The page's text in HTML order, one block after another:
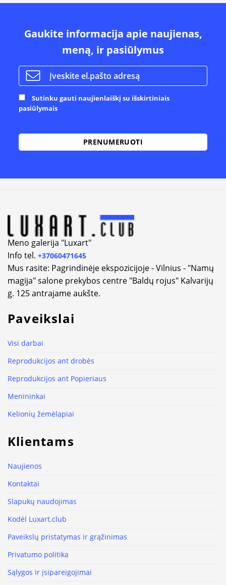
Gaukite informacija apie naujienas,
meną, ir pasiūlymus
Sutinku gauti naujienlaiškį su išskirtiniais
pasiūlymais
Meno galerija "Luxart"
Info tel. +37060471645
Mus rasite: Pagrindinėje ekspozicijoje - Vilnius - "Namų
magija" salone prekybos centre "Baldų rojus" Kalvarijų
g. 125 antrajame aukšte.
Paveikslai
Visi darbai
Reprodukcijos ant drobės
Reprodukcijos ant Popieriaus
Menininkai
Kelionių žemėlapiai
Klientams
Naujienos
Kontaktai
Slapukų naudojimas
Kodėl Luxart.club
Paveikslų pristatymas ir grąžinimas
Privatumo politika
Sąlygos ir įsipareigojimai